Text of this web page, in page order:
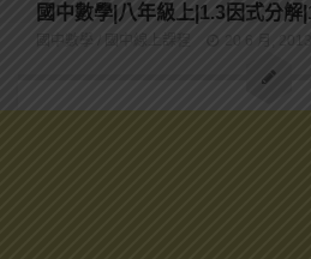
國中數學|八年級上|1.3因式分解
國中數學 國中線上課程 20 6 月, 2013